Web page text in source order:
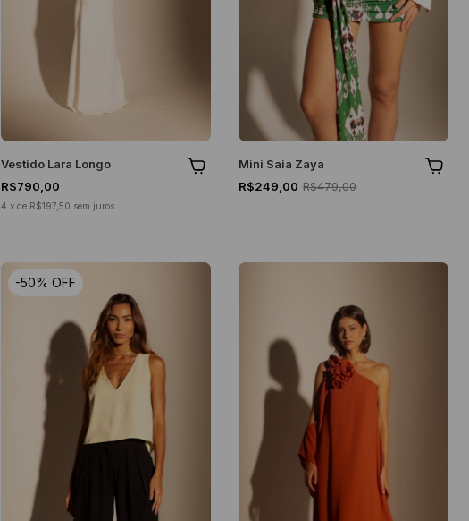
Vestido Lara Longo
R$790,00
4 xde R$197,50 sem juros
Mini Saia Zaya
R$249,00 R$479,00
-50%OFF